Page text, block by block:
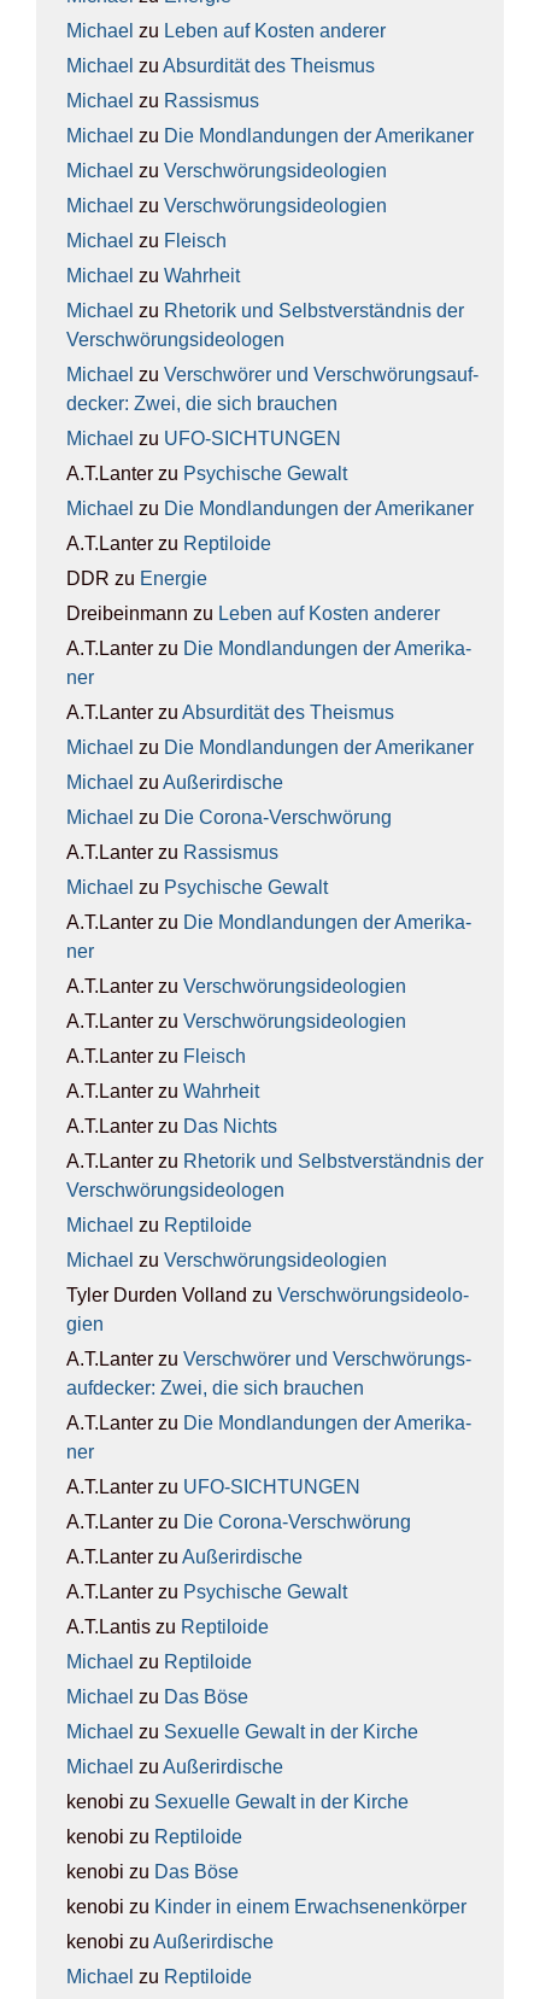
Michael zu Leben auf Kos­ten ande­rer
Michael zu Absur­di­tät des The­is­mus
Michael zu Ras­sis­mus
Michael zu Die Mond­lan­dun­gen der Ame­ri­ka­ner
Michael zu Ver­schwö­rungs­ideo­lo­gien
Michael zu Ver­schwö­rungs­ideo­lo­gien
Michael zu Fleisch
Michael zu Wahr­heit
Michael zu Rhe­to­rik und Selbst­ver­ständ­nis der
Ver­schwö­rungs­ideo­lo­gen
Michael zu Ver­schwö­rer und Ver­schwö­rungs­auf­
de­cker: Zwei, die sich brau­chen
Michael zu UFO-SICH­TUN­GEN
A.T.Lanter zu Psy­chi­sche Gewalt
Michael zu Die Mond­lan­dun­gen der Ame­ri­ka­ner
A.T.Lanter zu Rep­ti­lo­ide
DDR zu Ener­gie
Dreibeinmann zu Leben auf Kos­ten ande­rer
A.T.Lanter zu Die Mond­lan­dun­gen der Ame­ri­ka­
ner
A.T.Lanter zu Absur­di­tät des The­is­mus
Michael zu Die Mond­lan­dun­gen der Ame­ri­ka­ner
Michael zu Außer­ir­di­sche
Michael zu Die Coro­na-Ver­schwö­rung
A.T.Lanter zu Ras­sis­mus
Michael zu Psy­chi­sche Gewalt
A.T.Lanter zu Die Mond­lan­dun­gen der Ame­ri­ka­
ner
A.T.Lanter zu Ver­schwö­rungs­ideo­lo­gien
A.T.Lanter zu Ver­schwö­rungs­ideo­lo­gien
A.T.Lanter zu Fleisch
A.T.Lanter zu Wahr­heit
A.T.Lanter zu Das Nichts
A.T.Lanter zu Rhe­to­rik und Selbst­ver­ständ­nis der
Ver­schwö­rungs­ideo­lo­gen
Michael zu Rep­ti­lo­ide
Michael zu Ver­schwö­rungs­ideo­lo­gien
Tyler Durden Volland zu Ver­schwö­rungs­ideo­lo­
gien
A.T.Lanter zu Ver­schwö­rer und Ver­schwö­rungs­
auf­de­cker: Zwei, die sich brau­chen
A.T.Lanter zu Die Mond­lan­dun­gen der Ame­ri­ka­
ner
A.T.Lanter zu UFO-SICH­TUN­GEN
A.T.Lanter zu Die Coro­na-Ver­schwö­rung
A.T.Lanter zu Außer­ir­di­sche
A.T.Lanter zu Psy­chi­sche Gewalt
A.T.Lantis zu Rep­ti­lo­ide
Michael zu Rep­ti­lo­ide
Michael zu Das Böse
Michael zu Sexu­el­le Gewalt in der Kir­che
Michael zu Außer­ir­di­sche
kenobi zu Sexu­el­le Gewalt in der Kir­che
kenobi zu Rep­ti­lo­ide
kenobi zu Das Böse
kenobi zu Kin­der in einem Erwach­se­nen­kör­per
kenobi zu Außer­ir­di­sche
Michael zu Rep­ti­lo­ide